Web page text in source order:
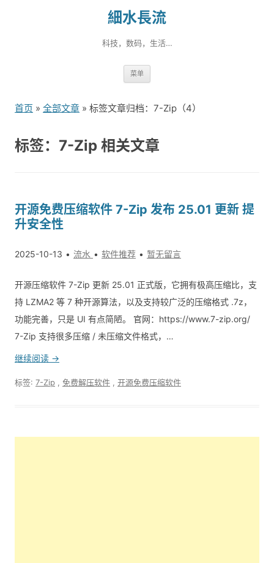
細水長流
科技，数码，生活…
菜单
到
首页 » 全部文章 » 标签文章归档：7-Zip（4）
标签：7-Zip 相关文章
开源免费压缩软件 7-Zip 发布 25.01 更新 提
升安全性
2025-10-13 流水 软件推荐 暂无留言
开源压缩软件 7-Zip 更新 25.01 正式版，它拥有极高压缩比，支
持 LZMA2 等 7 种开源算法，以及支持较广泛的压缩格式 .7z，
功能完善，只是 UI 有点简陋。 官网：https://www.7-zip.org/
7-Zip 支持很多压缩 / 未压缩文件格式，…
继续阅读 →
标签: 7-Zip 免费解压软件 开源免费压缩软件